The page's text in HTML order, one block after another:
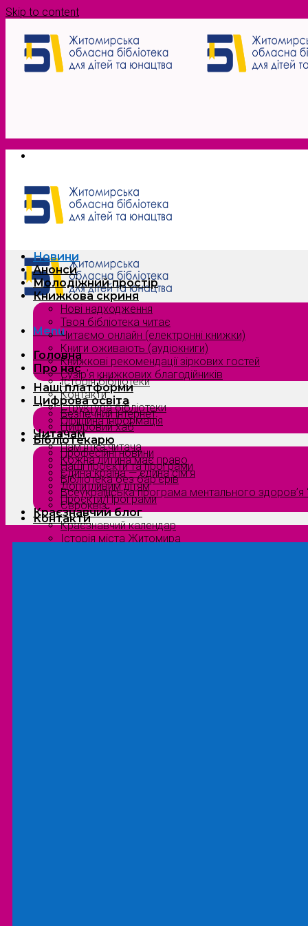
Skip to content
Menu
Головна
Про нас
Історія бібліотеки
Контакти
Структура бібліотеки
Офіційна інформація
Читачам
Пам’ятка читача
Кожна дитина має право
Єдина країна — єдина сім’я
Допитливим дітям
Проєкти/Програми
Краєзнавчий блог
Краєзнавчий календар
Історія міста Житомира
Новини
Анонси
Молодіжний простір
Книжкова скриня
Нові надходження
Твоя бібліотека читає
Читаємо онлайн (електронні книжки)
Книги оживають (аудіокниги)
Книжкові рекомендації зіркових гостей
Сузірʼя книжкових благодійників
Наші платформи
Цифрова освіта
Безпечний інтернет
Цифровий хаб
Бібліотекарю
Професійні новини
Наші проєкти та програми
Бібліотека без бар’єрів
Всеукраїнська програма ментального здоров’я
Євроквіз
Контакти